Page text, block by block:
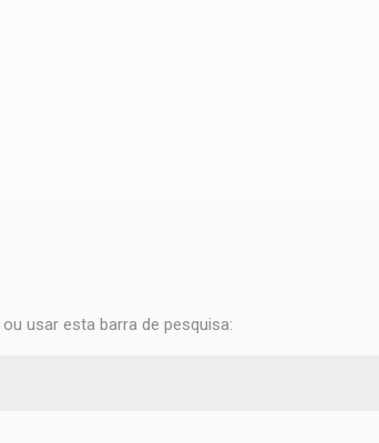
usar esta barra de pesquisa: